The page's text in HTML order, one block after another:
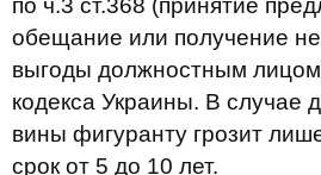
обещание или получение
выгоды должностным
кодекса Украины. В случае
вины фигуранту грозит
срок от 5 до 10 лет.